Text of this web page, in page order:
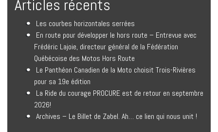
Articles récents
Les courbes horizontales serrées
En route pour développer le hors route – Entrevue avec
Frédéric Lajoie, directeur général de la Fédération
Québécoise des Motos Hors Route
Le Panthéon Canadien de la Moto choisit Trois-Rivières
pour sa 19e édition
La Ride du courage PROCURE est de retour en septembre
2026!
Archives – Le Billet de Zabel. Ah… ce lien qui nous unit !